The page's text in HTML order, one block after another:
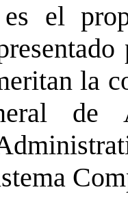
el
la
de